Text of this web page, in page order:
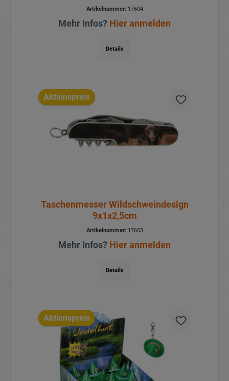
Artikelnummer:17604
Mehr Infos? Hier anmelden
Details
Aktionspreis
Taschenmesser Wildschweindesign
9x1x2,5cm
Artikelnummer:17603
Mehr Infos? Hier anmelden
Details
Aktionspreis